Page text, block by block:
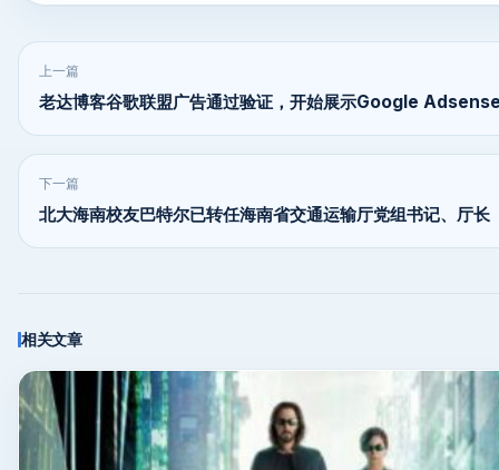
上一篇
老达博客谷歌联盟广告通过验证，开始展示Google
下一篇
北大海南校友巴特尔已转任海南省交通运输厅党组书记、厅长
相关文章